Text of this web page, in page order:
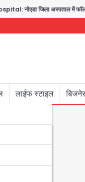
अस्पताल में फॉल सीलिंग गिरी,
लाईफ स्टाइल